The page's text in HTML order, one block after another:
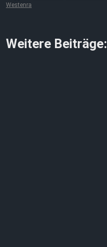
Westenra
Weitere Beiträge: